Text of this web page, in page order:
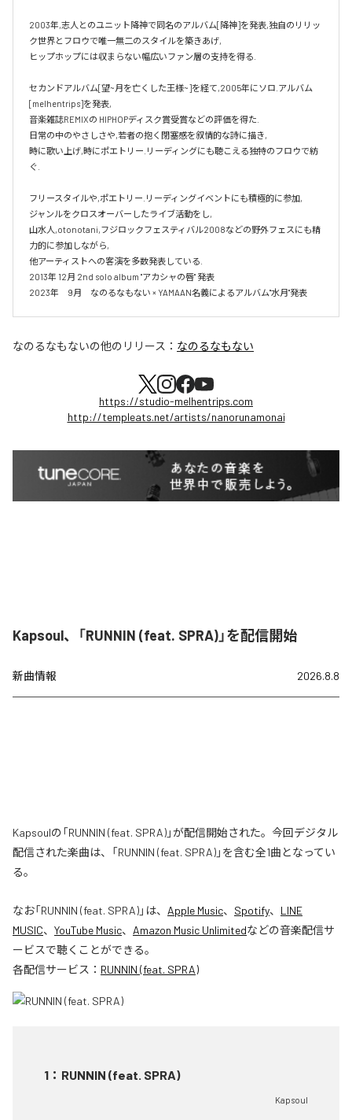
2003年,志人とのユニット降神で同名のアルバム[降神]を発表,独自のリリッ
ク世界とフロウで唯一無二のスタイルを築きあげ,
ヒップホップには収まらない幅広いファン層の支持を得る.
セカンドアルバム[望~月を亡くした王様~]を経て,2005年にソロ.アルバム
[melhentrips]を発表,
音楽雑誌REMIXの HIPHOPディスク賞受賞などの評価を得た.
日常の中のやさしさや,若者の抱く閉塞感を叙情的な詩に描き,
時に歌い上げ,時にポエトリー.リーディングにも聴こえる独特のフロウで紡
ぐ.
フリースタイルや,ポエトリー.リーディングイベントにも積極的に参加,
ジャンルをクロスオーバーしたライブ活動をし,
山水人,otonotani,フジロックフェスティバル2008などの野外フェスにも精
力的に参加しながら,
他アーティストへの客演を多数発表している.
2013年 12月 2nd solo album "アカシャの唇" 発表
2023年　9月　なのるなもない × YAMAAN名義によるアルバム"水月"発表
なのるなもないの他のリリース： なのるなもない
https://studio-melhentrips.com
http://templeats.net/artists/nanorunamonai
Kapsoul、「RUNNIN (feat. SPRA)」を配信開始
新曲情報 2026.8.8
Kapsoulの「RUNNIN (feat. SPRA)」が配信開始された。今回デジタル
配信された楽曲は、「RUNNIN (feat. SPRA)」を含む全1曲となってい
る。
なお「RUNNIN (feat. SPRA)」は、 Apple Music、 Spotify、 LINE
MUSIC、 YouTube Music、 Amazon Music Unlimitedなどの音楽配信サ
ービスで聴くことができる。
各配信サービス： RUNNIN (feat. SPRA)
1 ： RUNNIN (feat. SPRA)
Kapsoul